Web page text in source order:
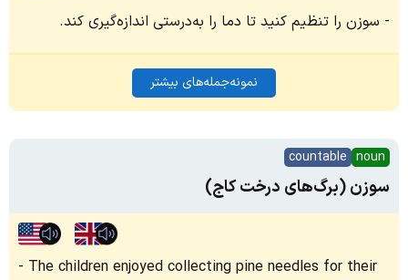
سوزن را تنظیم کنید تا دما را به‌درستی اندازه‌گیری کند.
نمونه‌جمله‌های بیشتر
noun
countable
سوزن (برگ‌های درخت کاج)
The children enjoyed collecting pine needles for their